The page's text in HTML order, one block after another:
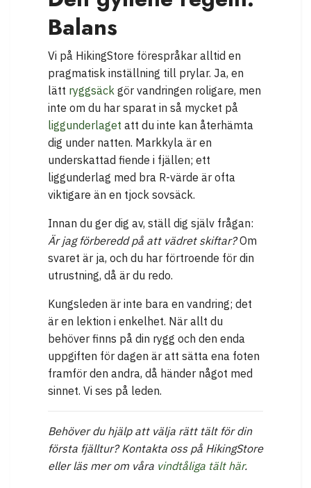
Balans
Vi på HikingStore förespråkar alltid en
pragmatisk inställning till prylar. Ja, en
lätt ryggsäck gör vandringen roligare, men
inte om du har sparat in så mycket på
liggunderlaget att du inte kan återhämta
dig under natten. Markkyla är en
underskattad fiende i fjällen; ett
liggunderlag med bra R-värde är ofta
viktigare än en tjock sovsäck.
Innan du ger dig av, ställ dig själv frågan:
Är jag förberedd på att vädret skiftar?Om
svaret är ja, och du har förtroende för din
utrustning, då är du redo.
Kungsleden är inte bara en vandring; det
är en lektion i enkelhet. När allt du
behöver finns på din rygg och den enda
uppgiften för dagen är att sätta ena foten
framför den andra, då händer något med
sinnet. Vi ses på leden.
Behöver du hjälp att välja rätt tält för din
första fjälltur? Kontakta oss på HikingStore
eller läs mer om våra vindtåliga tält här.